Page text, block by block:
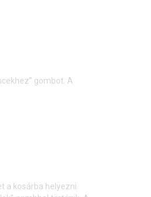
gombot. A
a kosárba helyezni.